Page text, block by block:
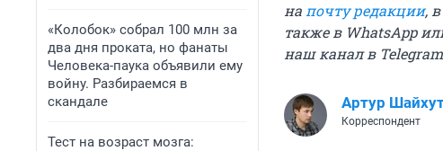
«Колобок» собрал 100 млн за
два дня проката, но фанаты
Человека-паука объявили ему
войну. Разбираемся в
скандале
Тест на возраст мозга:
на почту редакции,
также в WhatsApp
наш канал в Telegram
Артур
Корреспондент